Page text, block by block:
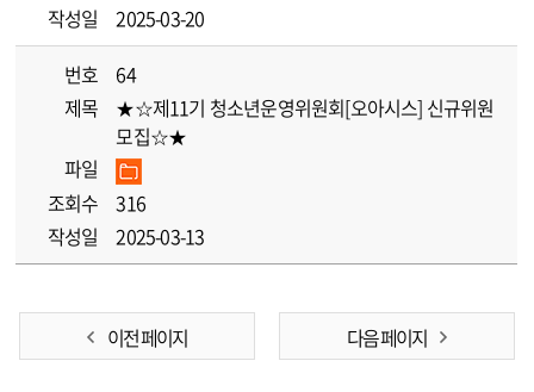
작성일
2025-03-20
번호
64
제목
★☆제11기 청소년운영위원회[오아시스] 신규위원
모집☆★
파일
조회수
316
작성일
2025-03-13
이전 페이지 다음 페이지